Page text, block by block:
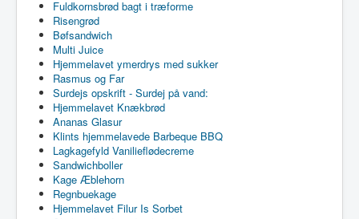
Fuldkornsbrød bagt i træforme
Risengrød
Bøfsandwich
Multi Juice
Hjemmelavet ymerdrys med sukker
Rasmus og Far
Surdejs opskrift - Surdej på vand:
Hjemmelavet Knækbrød
Ananas Glasur
Klints hjemmelavede Barbeque BBQ
Lagkagefyld Vanilieflødecreme
Sandwichboller
Kage Æblehorn
Regnbuekage
Hjemmelavet Filur Is Sorbet